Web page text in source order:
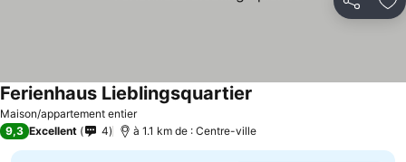
Partager
Maison/appartement entier
Ferienhaus Lieblingsquartier
9,3 Excellent 4 à 1.1 km de : Centre-ville